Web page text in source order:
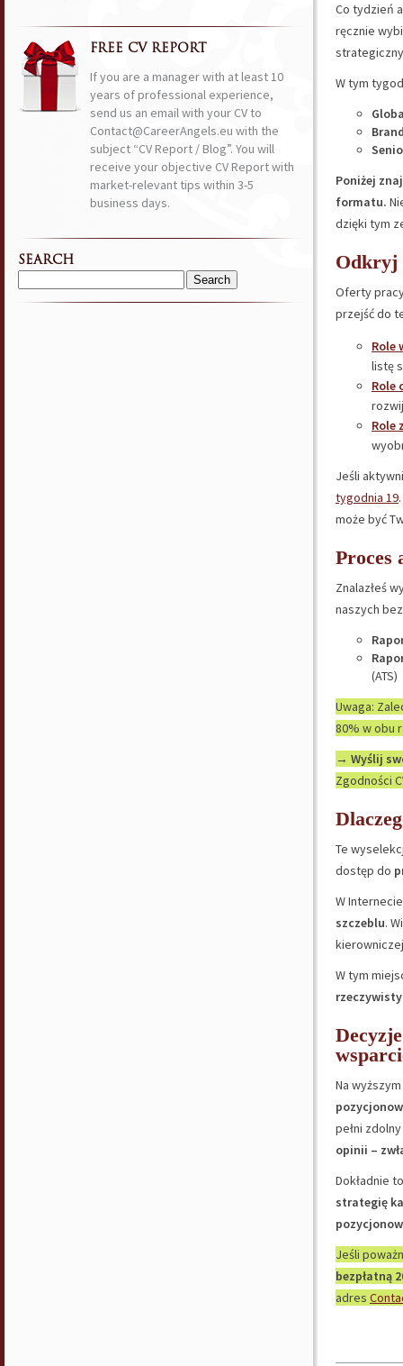
Co tydzień
ręcznie
W tym
Poniżej
formatu.
dzięki tym
Odkryj
Oferty
przejść do
Role
listę
Role
Role
Jeśli
tygodnia 19
może być
Proces
Znalazłeś
naszych
(ATS)
Uwaga:
80% w obu
→ Wyślij
Zgodności
Te
dostęp do
W
szczeblu.
W tym
Na
pełni
opinii –
Dokładnie
strategię
Jeśli
bezpłatną
adres
FREE CV REPORT
If you are a manager with at least 10
years of professional experience,
send us an email with your CV to
Contact@CareerAngels.eu with the
subject “CV Report / Blog”. You will
receive your objective CV Report with
market-relevant tips within 3-5
business days.
SEARCH
Search
for: